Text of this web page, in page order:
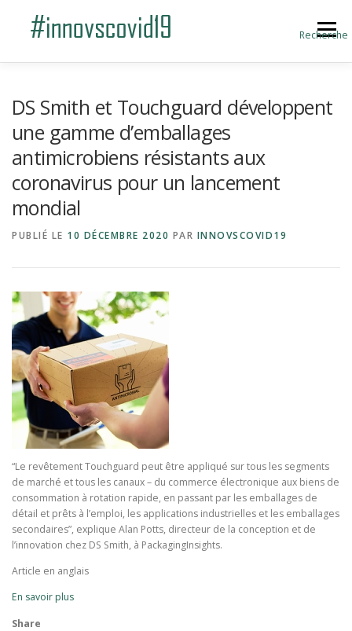
Recherche
Menu
SOUMETTRE UNE INNOVATION
DS Smith et Touchguard développent
une gamme d’emballages
antimicrobiens résistants aux
coronavirus pour un lancement
mondial
PUBLIÉ LE 10 DÉCEMBRE 2020 PAR INNOVSCOVID19
“Le revêtement Touchguard peut être appliqué sur tous les segments
de marché et tous les canaux – du commerce électronique aux biens de
consommation à rotation rapide, en passant par les emballages de
détail et prêts à l’emploi, les applications industrielles et les emballages
secondaires”, explique Alan Potts, directeur de la conception et de
l’innovation chez DS Smith, à PackagingInsights.
Article en anglais
En savoir plus
Share